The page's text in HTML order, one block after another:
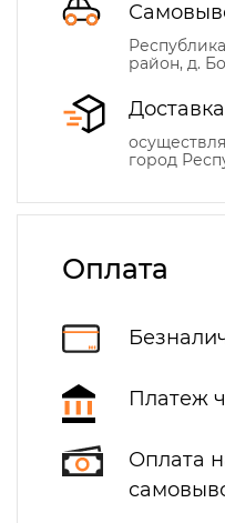
район, д.
город
Оплата
Платеж
Оплата